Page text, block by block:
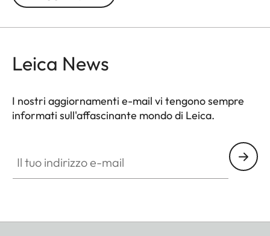
Leica News
I nostri aggiornamenti e-mail vi tengono sempre
informati sull'affascinante mondo di Leica.